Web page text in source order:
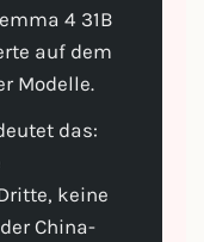
4 31B
auf dem
Modelle.
das:
keine
China-